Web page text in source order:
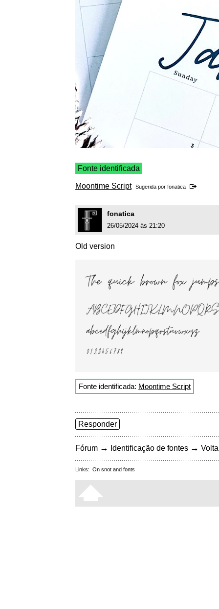
Fonte identificada
Moontime Script Sugerida por fonatica
fonatica
26/05/2024 às 21:20
Old version
Fonte identificada: Moontime Script
Responder
Fórum → Identificação de fontes →
Links: On snot and fonts